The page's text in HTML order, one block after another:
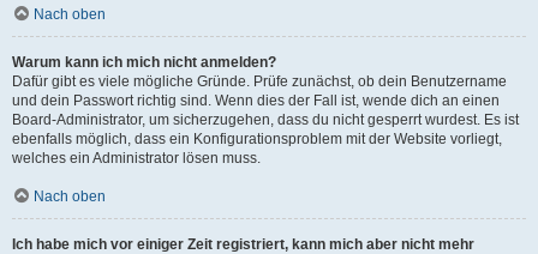
Nach oben
Warum kann ich mich nicht anmelden?
Dafür gibt es viele mögliche Gründe. Prüfe zunächst, ob dein Benutzername
und dein Passwort richtig sind. Wenn dies der Fall ist, wende dich an einen
Board-Administrator, um sicherzugehen, dass du nicht gesperrt wurdest. Es ist
ebenfalls möglich, dass ein Konfigurationsproblem mit der Website vorliegt,
welches ein Administrator lösen muss.
Nach oben
Ich habe mich vor einiger Zeit registriert, kann mich aber nicht mehr